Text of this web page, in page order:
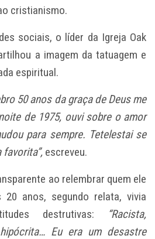
cristianismo.
sociais, o líder da Igreja Oak
a imagem da tatuagem e
espiritual.
50 anos da graça de Deus me
de 1975, ouvi sobre o amor
para sempre. Tetelestai se
favorita”, escreveu.
ao relembrar quem ele
anos, segundo relata, vivia
destrutivas: “Racista,
Eu era um desastre